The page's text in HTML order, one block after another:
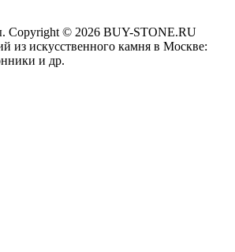
Copyright © 2026 BUY-STONE.RU
из искусственного камня в Москве:
и др.